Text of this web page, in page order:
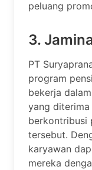
peluang
3.
PT
program
bekerja
yang diterima
berkontribusi
tersebut.
karyawan
mereka